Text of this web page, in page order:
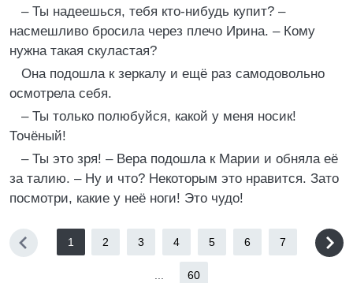
– Ты надеешься, тебя кто-нибудь купит? –
насмешливо бросила через плечо Ирина. – Кому
нужна такая скуластая?
Она подошла к зеркалу и ещё раз самодовольно
осмотрела себя.
– Ты только полюбуйся, какой у меня носик!
Точёный!
– Ты это зря! – Вера подошла к Марии и обняла её
за талию. – Ну и что? Некоторым это нравится. Зато
посмотри, какие у неё ноги! Это чудо!
1 2 3 4 5 6 7
60